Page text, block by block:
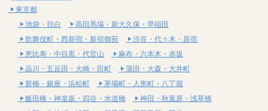
東京都
池袋・目白
高田馬場・新大久保・早稲田
歌舞伎町・西新宿・新宿御苑
渋谷・代々木・原宿
恵比寿・中目黒・代官山
麻布・六本木・赤坂
品川・五反田・大崎・田町
蒲田・大森・大井町
新橋・銀座・浜松町
茅場町・人形町・八丁堀
飯田橋・神楽坂・四谷・水道橋
神田・秋葉原・浅草橋